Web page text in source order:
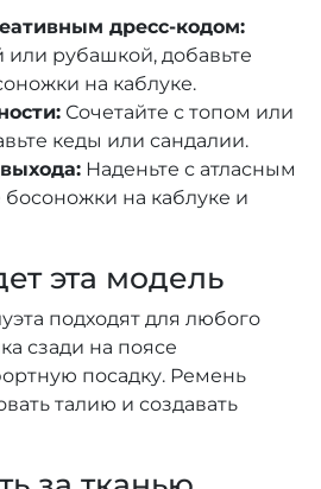
дресс-кодом:
или рубашкой, добавьте
на каблуке.
Сочетайте с топом или
кеды или сандалии.
Наденьте с атласным
босоножки на каблуке и
эта модель
подходят для любого
сзади на поясе
посадку. Ремень
талию и создавать